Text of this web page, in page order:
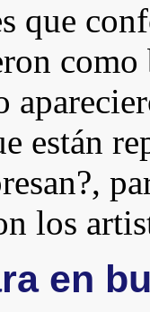
que
como
están
los
en